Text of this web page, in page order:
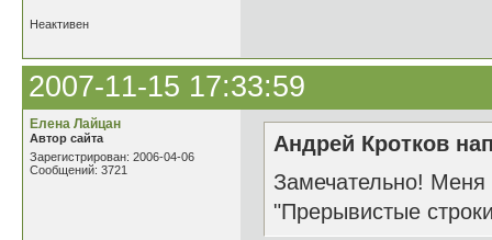
Неактивен
2007-11-15 17:33:59
Елена Лайцан
Автор сайта
Зарегистрирован: 2006-04-06
Сообщений: 3721
Андрей Кротков
Замечательно! Меня
"Прерывистые